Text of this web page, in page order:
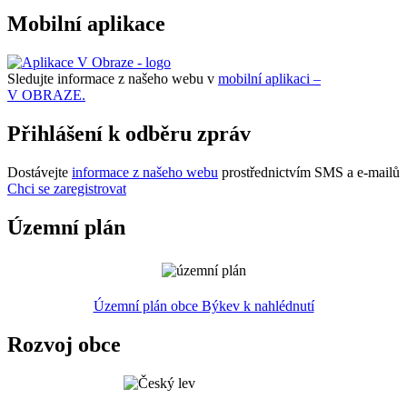
Mobilní aplikace
Sledujte informace z našeho webu v mobilní aplikaci –
V OBRAZE.
Přihlášení k odběru zpráv
Dostávejte informace z našeho webu prostřednictvím SMS a e-mailů
Chci se zaregistrovat
Územní plán
Územní plán obce Býkev k nahlédnutí
Rozvoj obce